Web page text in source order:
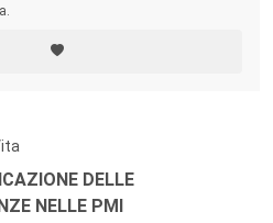
DELLE
NELLE PMI